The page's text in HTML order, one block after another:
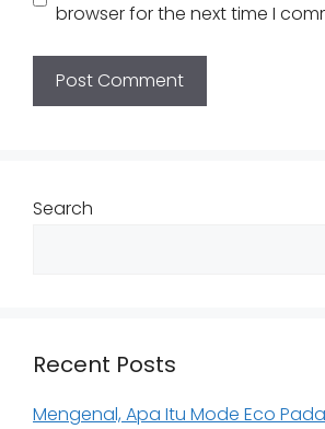
browser for the next time I
Search
Recent Posts
Mengenal, Apa Itu Mode Eco